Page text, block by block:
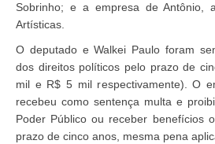
Sobrinho; e a empresa de Antônio,
Artísticas.
O deputado e Walkei Paulo foram
dos direitos políticos pelo prazo de
mil e R$ 5 mil respectivamente). O
recebeu como sentença multa e
Poder Público ou receber benefícios
prazo de cinco anos, mesma pena